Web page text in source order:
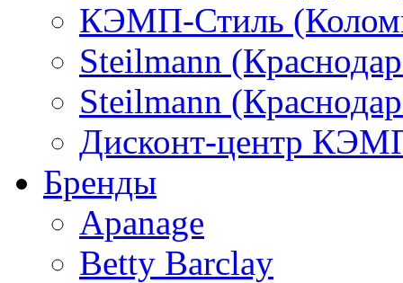
КЭМП-Стиль
Steilmann
Steilmann
Дисконт-центр
Бренды
Apanage
Betty Barclay